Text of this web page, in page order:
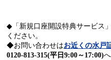
◆「新規口座開設特典サービス
ください。
◆お問い合わせはお近くの水戸
0120-813-315(平日9:00～17:00)へ